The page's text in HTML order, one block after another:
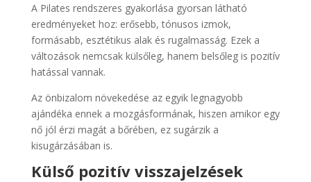
A Pilates rendszeres gyakorlása gyorsan látható
eredményeket hoz: erősebb, tónusos izmok,
formásabb, esztétikus alak és rugalmasság. Ezek a
változások nemcsak külsőleg, hanem belsőleg is pozitív
hatással vannak.
Az önbizalom növekedése az egyik legnagyobb
ajándéka ennek a mozgásformának, hiszen amikor egy
nő jól érzi magát a bőrében, ez sugárzik a
kisugárzásában is.
Külső pozitív visszajelzések